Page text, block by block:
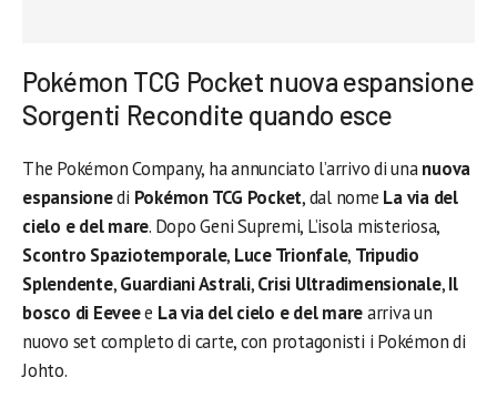
Pokémon TCG Pocket nuova espansione
Sorgenti Recondite quando esce
The Pokémon Company, ha annunciato l’arrivo di unanuova
espansionedi PokémonTCG Pocket, dal nome La via del
cielo e del mare. Dopo Geni Supremi, L’isola misteriosa,
Scontro Spaziotemporale, Luce Trionfale, Tripudio
Splendente,Guardiani Astrali,Crisi Ultradimensionale,Il
bosco di Eeveee La via del cielo e del marearriva un
nuovo set completo di carte, con protagonisti i Pokémon di
Johto.